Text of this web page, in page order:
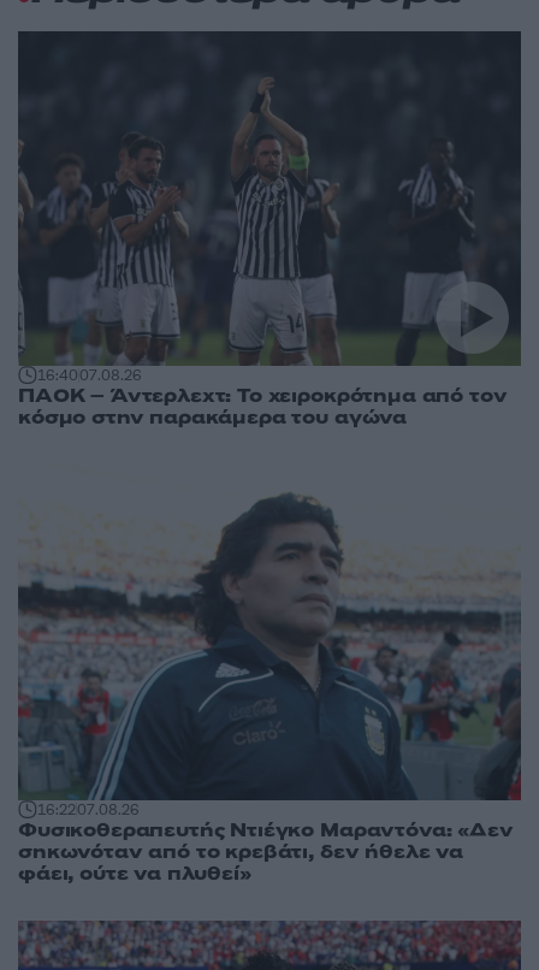
16:4007.08.26
ΠΑΟΚ – Άντερλεχτ: Το χειροκρότημα από τον
κόσμο στην παρακάμερα του αγώνα
16:2207.08.26
Φυσικοθεραπευτής Ντιέγκο Μαραντόνα: «Δεν
σηκωνόταν από το κρεβάτι, δεν ήθελε να
φάει, ούτε να πλυθεί»